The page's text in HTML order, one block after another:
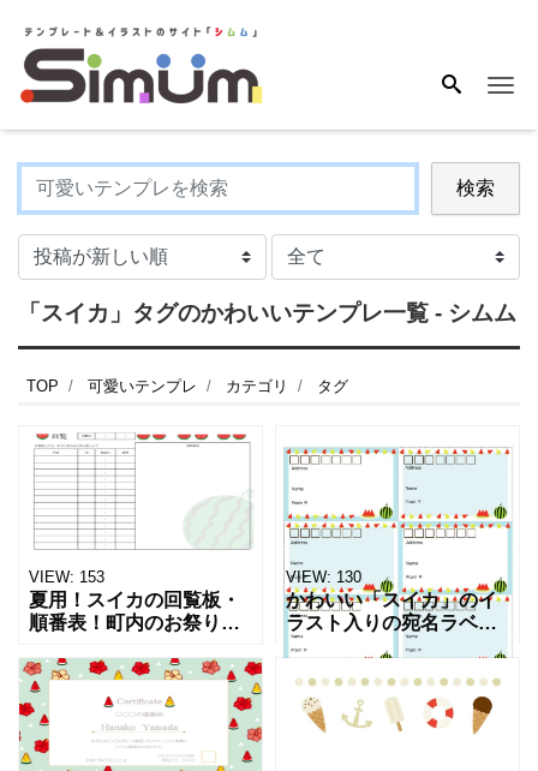
検索
「スイカ」タグのかわいいテンプレ一覧 - シムム
TOP 可愛いテンプレ カテゴリ タグ
VIEW: 153
夏用！スイカの回覧板・
順番表！町内のお祭りや
で回す回覧板チェックシ
ートにぴったりな無料の
テンプレートになりま
す。かわいいスイカのイ
ラスト入
VIEW: 130
かわいい「スイカ」のイ
ラスト入りの宛名ラベ
ル！夏に発送する商品や
テンプレート！ 爽やかな
ブルーのベースにかわい
い「スイカ」のイラスト